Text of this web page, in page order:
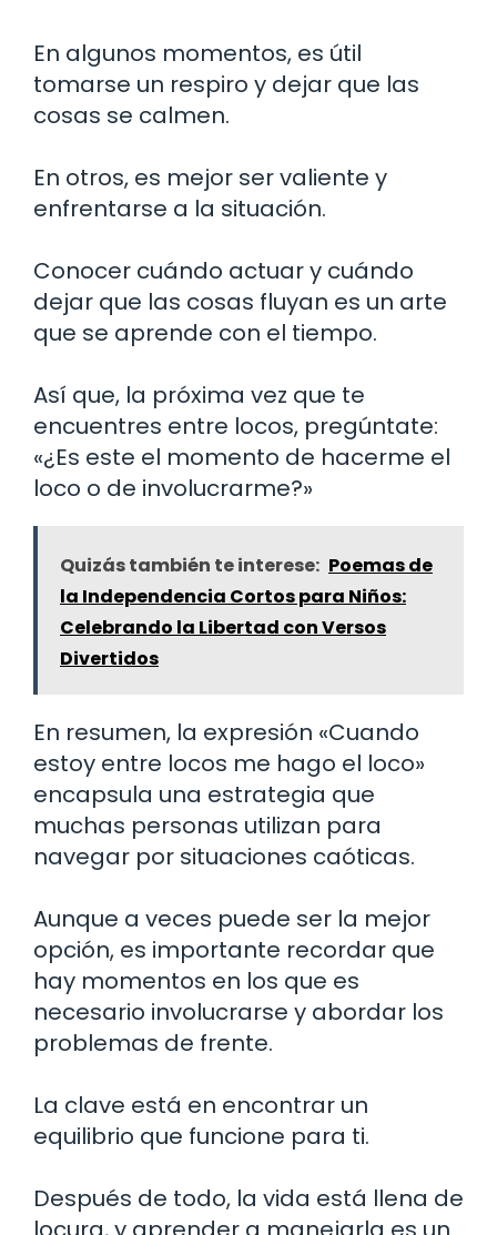
En algunos momentos, es útil
tomarse un respiro y dejar que las
cosas se calmen.
En otros, es mejor ser valiente y
enfrentarse a la situación.
Conocer cuándo actuar y cuándo
dejar que las cosas fluyan es un arte
que se aprende con el tiempo.
Así que, la próxima vez que te
encuentres entre locos, pregúntate:
«¿Es este el momento de hacerme el
loco o de involucrarme?»
Quizás también te interese: Poemas de
la Independencia Cortos para Niños:
Celebrando la Libertad con Versos
Divertidos
En resumen, la expresión «Cuando
estoy entre locos me hago el loco»
encapsula una estrategia que
muchas personas utilizan para
navegar por situaciones caóticas.
Aunque a veces puede ser la mejor
opción, es importante recordar que
hay momentos en los que es
necesario involucrarse y abordar los
problemas de frente.
La clave está en encontrar un
equilibrio que funcione para ti.
Después de todo, la vida está llena de